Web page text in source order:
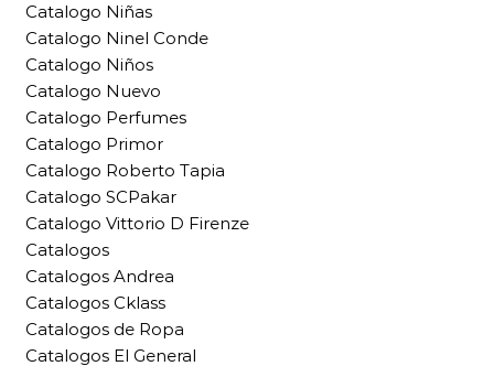
Catalogo Niñas
Catalogo Ninel Conde
Catalogo Niños
Catalogo Nuevo
Catalogo Perfumes
Catalogo Primor
Catalogo Roberto Tapia
Catalogo SCPakar
Catalogo Vittorio D Firenze
Catalogos
Catalogos Andrea
Catalogos Cklass
Catalogos de Ropa
Catalogos El General